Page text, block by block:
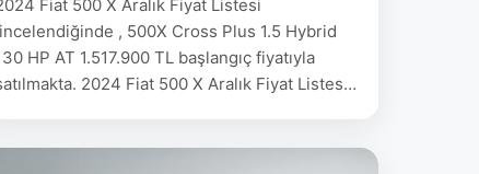
Fiat 500 X Aralık Fiyat Listesi
, 500X Cross Plus 1.5 Hybrid
HP AT 1.517.900 TL başlangıç fiyatıyla
2024 Fiat 500 X Aralık Fiyat Listesi